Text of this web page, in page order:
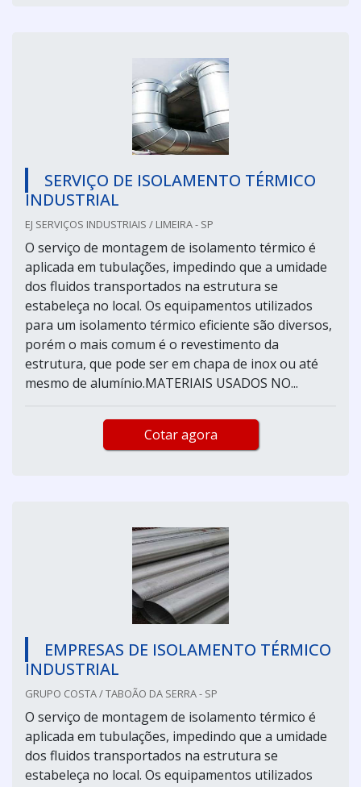
SERVIÇO DE ISOLAMENTO TÉRMICO
INDUSTRIAL
EJ SERVIÇOS INDUSTRIAIS / LIMEIRA - SP
O serviço de montagem de isolamento térmico é
aplicada em tubulações, impedindo que a umidade
dos fluidos transportados na estrutura se
estabeleça no local. Os equipamentos utilizados
para um isolamento térmico eficiente são diversos,
porém o mais comum é o revestimento da
estrutura, que pode ser em chapa de inox ou até
mesmo de alumínio.MATERIAIS USADOS NO...
Cotar agora
EMPRESAS DE ISOLAMENTO TÉRMICO
INDUSTRIAL
GRUPO COSTA / TABOÃO DA SERRA - SP
O serviço de montagem de isolamento térmico é
aplicada em tubulações, impedindo que a umidade
dos fluidos transportados na estrutura se
estabeleça no local. Os equipamentos utilizados